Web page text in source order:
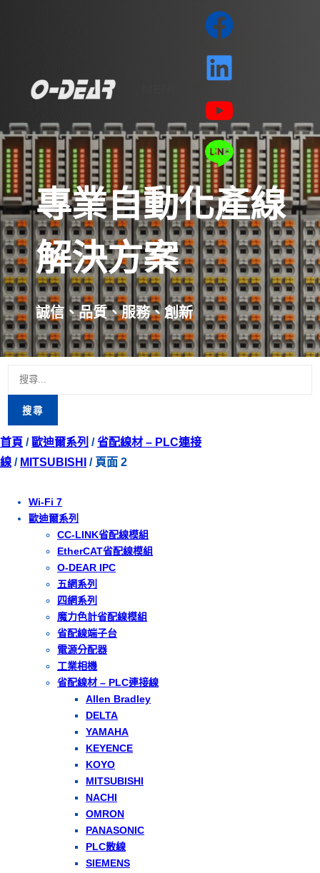
專業自動化產線
解決方案
誠信、品質、服務、創新
搜
尋
鍵
字:
首頁 / 歐迪爾系列 /省配線材 – PLC連接
線 / MITSUBISHI / 頁面 2
Wi-Fi 7
歐迪爾系列
CC-LINK省配線模組
EtherCAT省配線模組
O-DEAR IPC
五網系列
四網系列
魔力色計省配線模組
省配線端子台
電源分配器
工業相機
省配線材 – PLC連接線
Allen Bradley
DELTA
YAMAHA
KEYENCE
KOYO
MITSUBISHI
NACHI
OMRON
PANASONIC
PLC散線
SIEMENS